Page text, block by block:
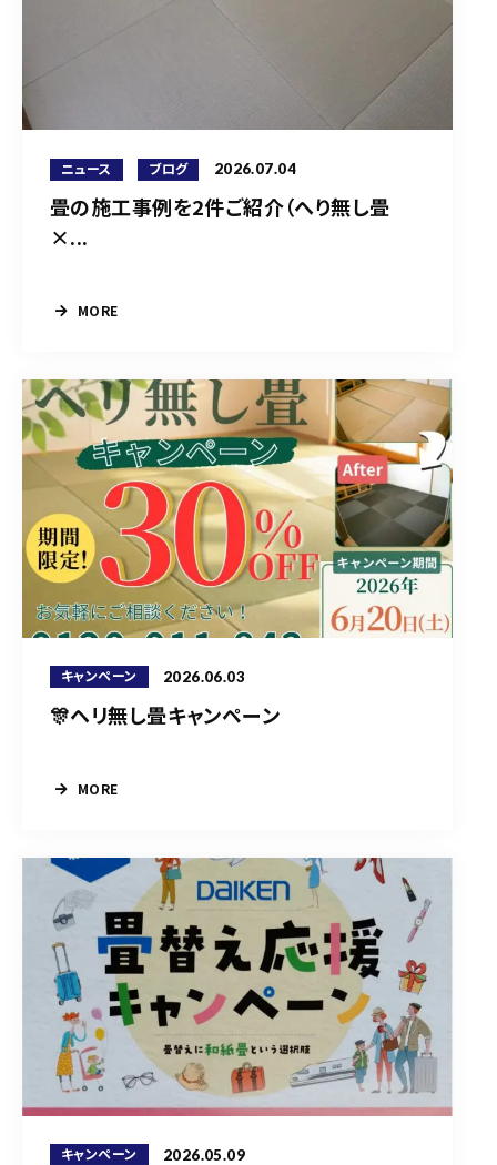
ニュース ブログ 2026.07.04
畳の施工事例を2件ご紹介（へり無し畳
×...
MORE
キャンペーン 2026.06.03
🎊ヘリ無し畳キャンペーン
MORE
キャンペーン 2026.05.09